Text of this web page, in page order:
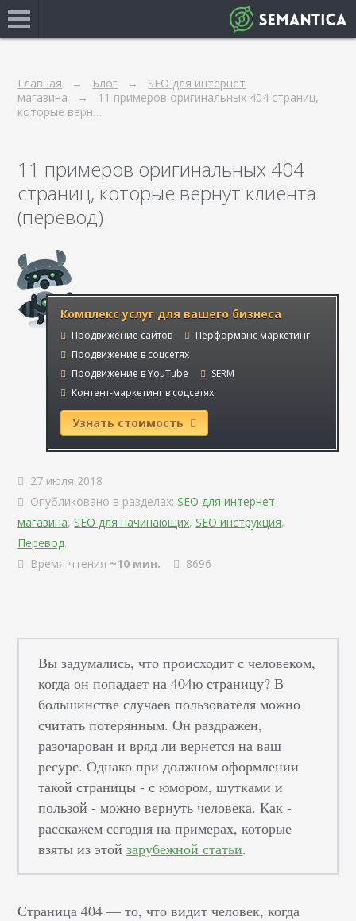
Главная Блог
SEO для интернет
магазина
11 примеров оригинальных 404 страниц,
которые верн…
11 примеров оригинальных 404
страниц, которые вернут клиента
(перевод)
Комплекс услуг для вашего бизнеса
Продвижение сайтов
Перформанс маркетинг
Продвижение в соцсетях
Продвижение в YouTube
SERM
Контент-маркетинг в соцсетях
Узнать стоимость
27 июля 2018
Опубликовано в разделах: SEO для интернет
магазина, SEO для начинающих, SEO инструкция,
Перевод.
Время чтения ~10 мин. 8696
Вы задумались, что происходит с человеком,
когда он попадает на 404ю страницу? В
большинстве случаев пользователя можно
считать потерянным. Он раздражен,
разочарован и вряд ли вернется на ваш
ресурс. Однако при должном оформлении
такой страницы - с юмором, шутками и
пользой - можно вернуть человека. Как -
расскажем сегодня на примерах, которые
взяты из этойзарубежной статьи.
Страница 404 — то, что видит человек, когда